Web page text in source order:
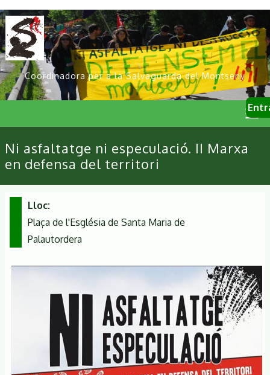
Vés
al
contingut
Coordinadora per a la Salvaguarda del Montseny
User
Primary
links
Ni asfaltatge ni especulació. II Marxa
en defensa del territori
Lloc
Plaça de l'Església de Santa Maria de
Palautordera